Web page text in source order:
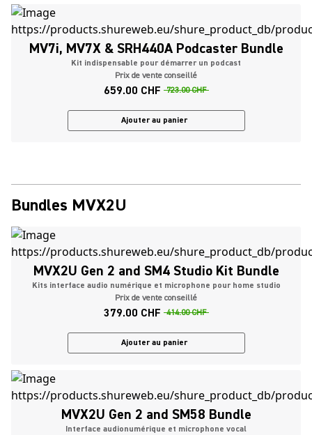
MV7i, MV7X & SRH440A Podcaster Bundle
Kit indispensable pour démarrer un podcast
Prix de vente conseillé
659.00 CHF 723.00 CHF
Ajouter au panier
Bundles MVX2U
MVX2U Gen 2 and SM4 Studio Kit Bundle
Kits interface audio numérique et microphone pour home studio
Prix de vente conseillé
379.00 CHF 414.00 CHF
Ajouter au panier
MVX2U Gen 2 and SM58 Bundle
Interface audionumérique et microphone vocal